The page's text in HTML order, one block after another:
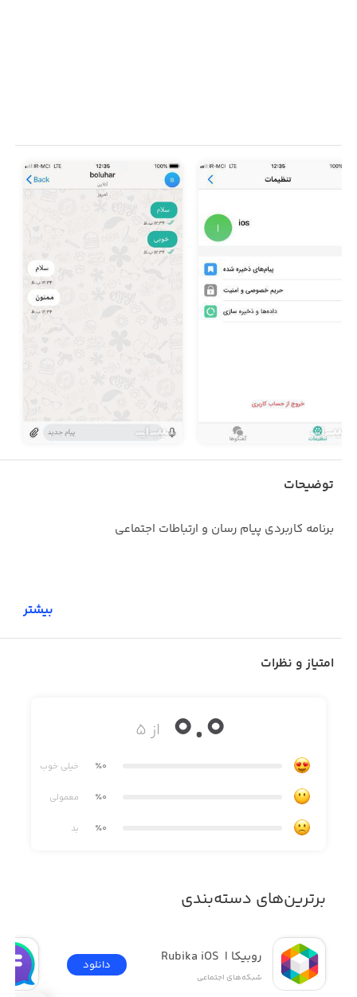
توضیحات
برنامه کاربردی پیام رسان و ارتباطات اجتماعی
بیشتر
امتیاز و نظرات
از ۵ 0.0
٪0 خیلی خوب
٪0 معمولی
٪0 بد
برترین‌های دسته‌بندی
روبیکا |  Rubika iOS
شبکه‌های اجتماعی
دانلود